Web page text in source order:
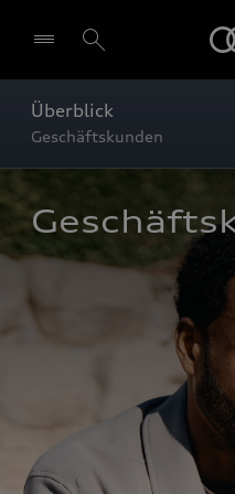
Überblick
Geschäftskunden